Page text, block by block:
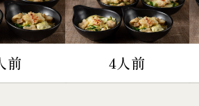
前 4人前